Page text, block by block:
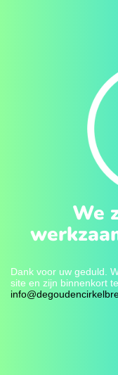
We
Dank voor uw geduld.
site en zijn binnenkort